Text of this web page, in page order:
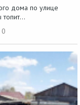
дома по улице
0